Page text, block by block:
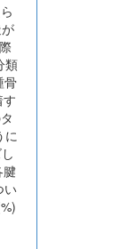
類
骨
に
腱
い